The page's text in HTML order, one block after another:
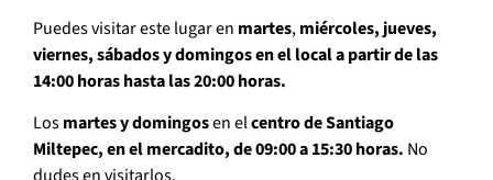
Puedes visitar este lugar en martes,miércoles, jueves,
viernes, sábados y domingos en el local a partir de las
14:00 horas hasta las 20:00 horas.
Losmartes y domingosen elcentro de Santiago
Miltepec, en el mercadito, de 09:00 a 15:30 horas. No